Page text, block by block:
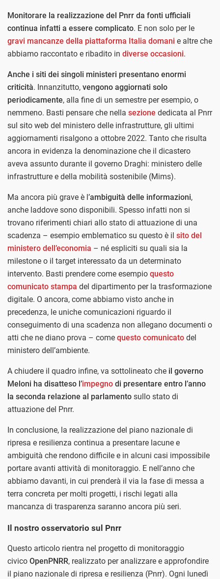
Monitorare la realizzazione del Pnrr da fonti ufficiali
continua infatti a essere complicato. E non solo per le
gravi mancanze della piattaforma Italia domani e altre che
abbiamo raccontato e ribadito in diverse occasioni.
Anche i siti dei singoli ministeri presentano enormi
criticità. Innanzitutto, vengono aggiornati solo
periodicamente, alla fine di un semestre per esempio, o
nemmeno. Basti pensare che nella sezione dedicata al Pnrr
sul sito web del ministero delle infrastrutture, gli ultimi
aggiornamenti risalgono a ottobre 2022. Tanto che risulta
ancora in evidenza la denominazione che il dicastero
aveva assunto durante il governo Draghi: ministero delle
infrastrutture e della mobilità sostenibile (Mims).
Ma ancora più grave è l’ambiguità delle informazioni,
anche laddove sono disponibili. Spesso infatti non si
trovano riferimenti chiari allo stato di attuazione di una
scadenza – esempio emblematico su questo è il sito del
ministero dell’economia – né espliciti su quali sia la
milestone o il target interessato da un determinato
intervento. Basti prendere come esempio questo
comunicato stampa del dipartimento per la trasformazione
digitale. O ancora, come abbiamo visto anche in
precedenza, le uniche comunicazioni riguardo il
conseguimento di una scadenza non allegano documenti o
atti che ne diano prova – come questo comunicato del
ministero dell’ambiente.
A chiudere il quadro infine, va sottolineato che il governo
Meloni ha disatteso l’impegno di presentare entro l’anno
la seconda relazione al parlamento sullo stato di
attuazione del Pnrr.
In conclusione, la realizzazione del piano nazionale di
ripresa e resilienza continua a presentare lacune e
ambiguità che rendono difficile e in alcuni casi impossibile
portare avanti attività di monitoraggio. E nell’anno che
abbiamo davanti, in cui prenderà il via la fase di messa a
terra concreta per molti progetti, i rischi legati alla
mancanza di trasparenza saranno ancora più seri.
Il nostro osservatorio sul Pnrr
Questo articolo rientra nel progetto di monitoraggio
civico OpenPNRR, realizzato per analizzare e approfondire
il piano nazionale di ripresa e resilienza (Pnrr). Ogni lunedì